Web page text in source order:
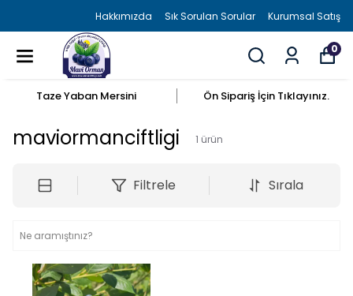
Hakkımızda Sık Sorulan Sorular Kurumsal Satış
0
Taze Yaban Mersini Ön Sipariş İçin Tıklayınız.
maviormanciftligi 1 ürün
Filtrele Sırala